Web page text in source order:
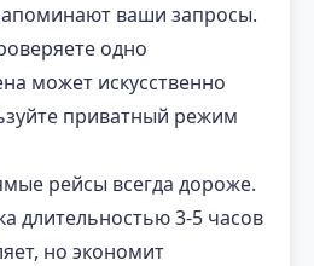
ваши запросы.
одно
может искусственно
приватный режим
рейсы всегда дороже.
длительностью 3-5 часов
но экономит